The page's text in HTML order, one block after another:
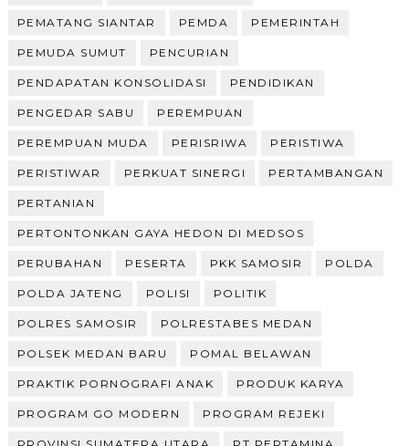
PEMATANG SIANTAR PEMDA PEMERINTAH
PEMUDA SUMUT PENCURIAN
PENDAPATAN KONSOLIDASI PENDIDIKAN
PENGEDAR SABU PEREMPUAN
PEREMPUAN MUDA PERISRIWA PERISTIWA
PERISTIWAR PERKUAT SINERGI PERTAMBANGAN
PERTANIAN
PERTONTONKAN GAYA HEDON DI MEDSOS
PERUBAHAN PESERTA PKK SAMOSIR POLDA
POLDA JATENG POLISI POLITIK
POLRES SAMOSIR POLRESTABES MEDAN
POLSEK MEDAN BARU POMAL BELAWAN
PRAKTIK PORNOGRAFI ANAK PRODUK KARYA
PROGRAM GO MODERN PROGRAM REJEKI